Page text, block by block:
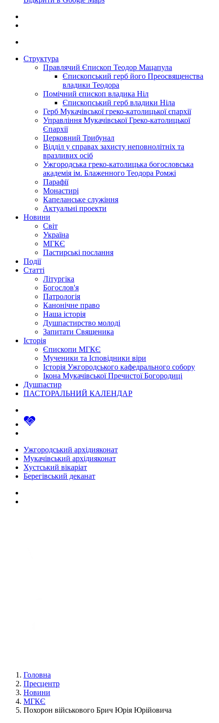
Структура
Правлячий Єпископ Теодор Мацапула
Єпископський герб його Преосвященства
владики Теодора
Помічний єпископ владика Ніл
Єпископський герб владики Ніла
Герб Мукачівської греко-католицької єпархії
Управління Мукачівської Греко-католицької
Єпархії
Церковний Трибунал
Відділ у справах захисту неповнолітніх та
вразливих осіб
Ужгородська греко-католицька богословська
академія ім. Блаженного Теодора Ромжі
Парафії
Монастирі
Капеланське служіння
Актуальні проекти
Новини
Світ
Україна
МГКЄ
Пастирські послання
Події
Статті
Літургіка
Богослов'я
Патрологія
Канонічне право
Наша історія
Душпастирство молоді
Запитати Священика
Історія
Єпископи МГКЄ
Мученики та Ісповідники віри
Історія Ужгородського кафедрального собору
Ікона Мукачівської Пречистої Богородиці
Душпастир
ПАСТОРАЛЬНИЙ КАЛЕНДАР
Ужгородський архідияконат
Мукачівський архідияконат
Хустський вікаріат
Берегівський деканат
Головна
Пресцентр
Новини
МГКЄ
Похорон військового Брич Юрія Юрійовича